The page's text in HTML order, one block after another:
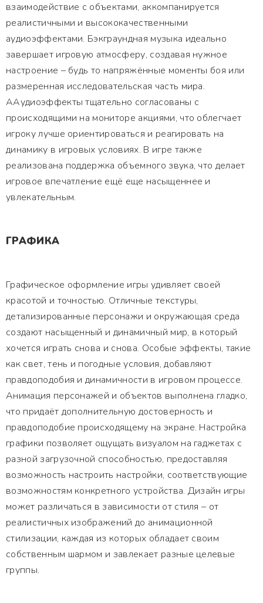
взаимодействие с объектами, аккомпанируется
реалистичными и высококачественными
аудиоэффектами. Бэкграундная музыка идеально
завершает игровую атмосферу, создавая нужное
настроение – будь то напряжённые моменты боя или
размеренная исследовательская часть мира.
ААудиоэффекты тщательно согласованы с
происходящими на мониторе акциями, что облегчает
игроку лучше ориентироваться и реагировать на
динамику в игровых условиях. В игре также
реализована поддержка объемного звука, что делает
игровое впечатление ещё еще насыщеннее и
увлекательным.
ГРАФИКА
Графическое оформление игры удивляет своей
красотой и точностью. Отличные текстуры,
детализированные персонажи и окружающая среда
создают насыщенный и динамичный мир, в который
хочется играть снова и снова. Особые эффекты, такие
как свет, тень и погодные условия, добавляют
правдоподобия и динамичности в игровом процессе.
Анимация персонажей и объектов выполнена гладко,
что придаёт дополнительную достоверность и
правдоподобие происходящему на экране. Настройка
графики позволяет ощущать визуалом на гаджетах с
разной загрузочной способностью, предоставляя
возможность настроить настройки, соответствующие
возможностям конкретного устройства. Дизайн игры
может различаться в зависимости от стиля – от
реалистичных изображений до анимационной
стилизации, каждая из которых обладает своим
собственным шармом и завлекает разные целевые
группы.